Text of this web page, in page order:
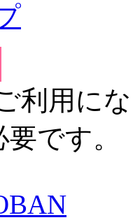
利用に
要です